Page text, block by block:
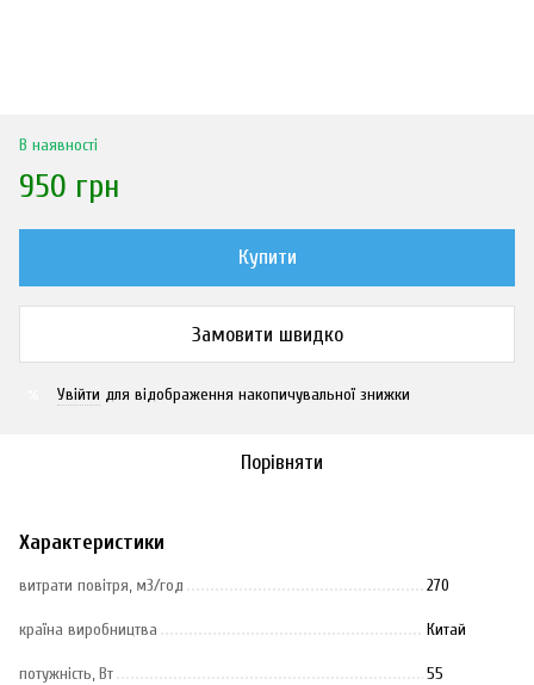
В наявності
950 грн
Купити
Замовити швидко
Увійти для відображення накопичувальної знижки
Порівняти
Характеристики
витрати повітря, м3/год 270
країна виробництва Китай
потужність, Вт 55